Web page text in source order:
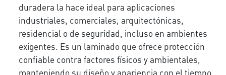
duradera la hace ideal para aplicaciones
industriales, comerciales, arquitectónicas,
residencial o de seguridad, incluso en ambientes
exigentes. Es un laminado que ofrece protección
confiable contra factores físicos y ambientales,
manteniendo su diseño y apariencia con el tiempo.